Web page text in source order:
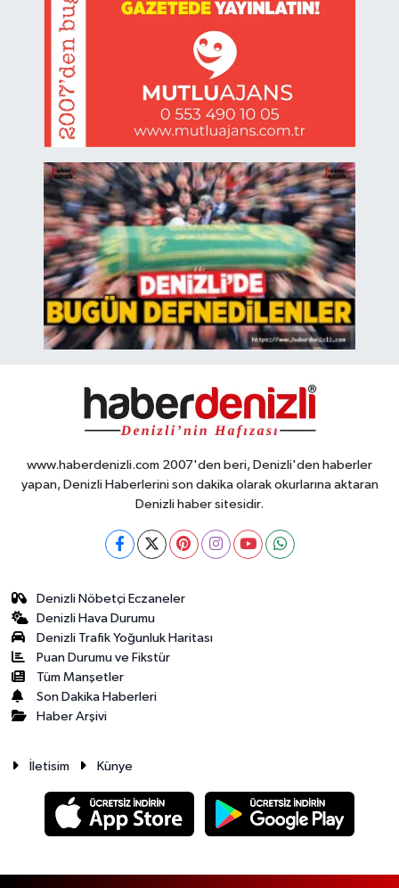
www.haberdenizli.com 2007'den beri, Denizli'den haberler
yapan, Denizli Haberlerini son dakika olarak okurlarına aktaran
Denizli haber sitesidir.
Denizli Nöbetçi Eczaneler
Denizli Hava Durumu
Denizli Trafik Yoğunluk Haritası
Puan Durumu ve Fikstür
Tüm Manşetler
Son Dakika Haberleri
Haber Arşivi
İletisim Künye